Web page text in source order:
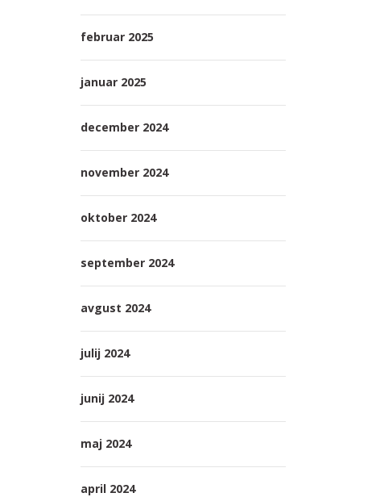
februar 2025
januar 2025
december 2024
november 2024
oktober 2024
september 2024
avgust 2024
julij 2024
junij 2024
maj 2024
april 2024